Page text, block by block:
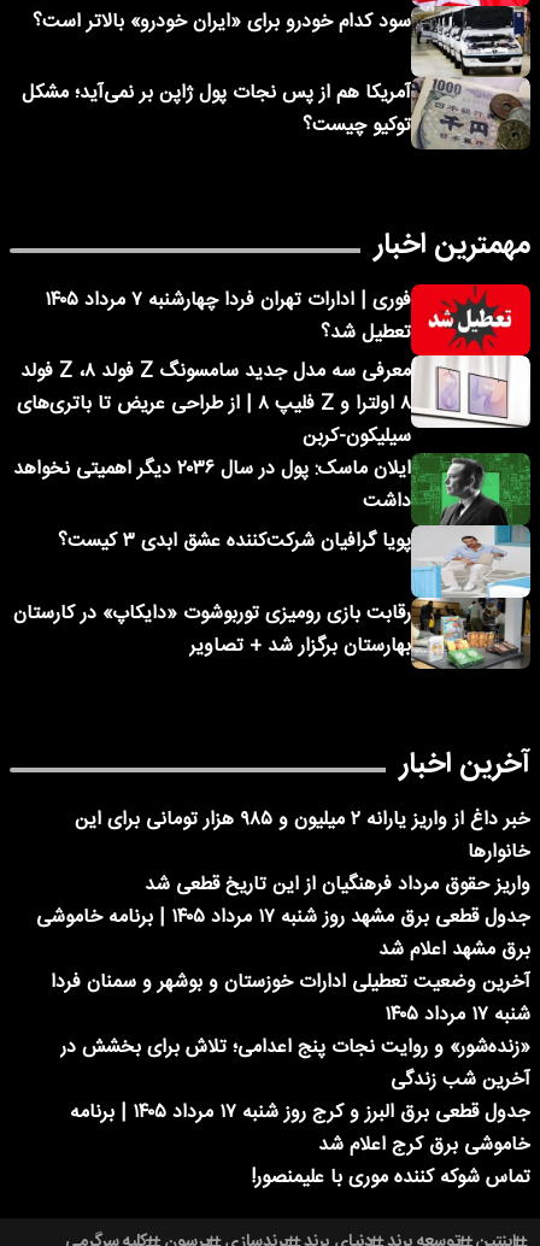
سود کدام خودرو برای «ایران خودرو» بالاتر است؟
آمریکا هم از پس نجات پول ژاپن بر نمی‌آید؛ مشکل
توکیو چیست؟
مهمترین اخبار
فوری | ادارات تهران فردا چهارشنبه ۷ مرداد ۱۴۰۵
تعطیل شد؟
معرفی سه مدل جدید سامسونگ Z فولد ۸، Z فولد
۸ اولترا و Z فلیپ ۸ | از طراحی عریض تا باتری‌های
سیلیکون-کربن
ایلان ماسک: پول در سال ۲۰۳۶ دیگر اهمیتی نخواهد
داشت
پویا گرافیان شرکت‌کننده عشق ابدی ۳ کیست؟
رقابت بازی رومیزی توربوشوت «دایکاپ» در کارستان
بهارستان برگزار شد + تصاویر
آخرین اخبار
خبر داغ از واریز یارانه ۲ میلیون و ۹۸۵ هزار تومانی برای این
خانوارها
واریز حقوق مرداد فرهنگیان از این تاریخ قطعی شد
جدول قطعی برق مشهد روز شنبه ۱۷ مرداد ۱۴۰۵ | برنامه خاموشی
برق مشهد اعلام شد
آخرین وضعیت تعطیلی ادارات خوزستان و بوشهر و سمنان فردا
شنبه ۱۷ مرداد ۱۴۰۵
«زنده‌شور» و روایت نجات پنج اعدامی؛ تلاش برای بخشش در
آخرین شب زندگی
جدول قطعی برق البرز و کرج روز شنبه ۱۷ مرداد ۱۴۰۵ | برنامه
خاموشی برق کرج اعلام شد
تماس شوکه کننده موری با علیمنصور!